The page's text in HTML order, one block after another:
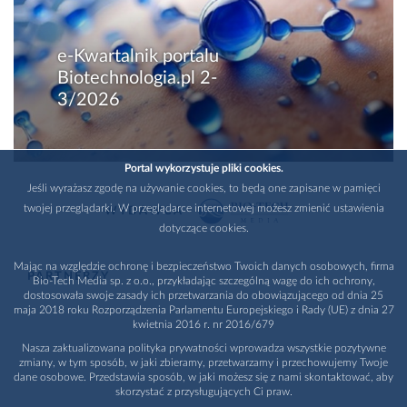
e-Kwartalnik portalu
Biotechnologia.pl 2-
3/2026
WYDAWCA
PARTNERZY
Portal wykorzystuje pliki cookies.
Jeśli wyrażasz zgodę na używanie cookies, to będą one zapisane w pamięci
twojej przeglądarki. W przeglądarce internetowej możesz zmienić ustawienia
dotyczące cookies.
Mając na względzie ochronę i bezpieczeństwo Twoich danych osobowych, firma
Bio-Tech Media sp. z o.o., przykładając szczególną wagę do ich ochrony,
dostosowała swoje zasady ich przetwarzania do obowiązującego od dnia 25
maja 2018 roku Rozporządzenia Parlamentu Europejskiego i Rady (UE) z dnia 27
kwietnia 2016 r. nr 2016/679
Nasza zaktualizowana polityka prywatności wprowadza wszystkie pozytywne
zmiany, w tym sposób, w jaki zbieramy, przetwarzamy i przechowujemy Twoje
dane osobowe. Przedstawia sposób, w jaki możesz się z nami skontaktować, aby
skorzystać z przysługujących Ci praw.